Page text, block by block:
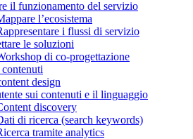
il funzionamento del servizio
l’ecosistema
i flussi di servizio
le soluzioni
di co-progettazione
design
sui contenuti e il linguaggio
discovery
di ricerca (search keywords)
tramite analytics